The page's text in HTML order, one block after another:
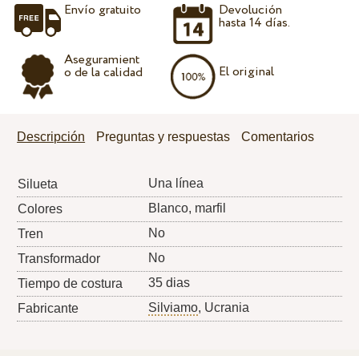
Envío gratuito
Aseguramient
o de la calidad
Devolución
hasta 14 días.
El original
Descripción Preguntas y respuestas Comentarios
Silueta
Una línea
Colores
Blanco, marfil
Tren
No
Transformador
No
Tiempo de costura
35 dias
Fabricante
Silviamo, Ucrania